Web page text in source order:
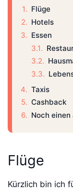
Flüge
Hotels
Essen
Taxis
Cashback
Noch
Flüge
Kürzlich bin ich